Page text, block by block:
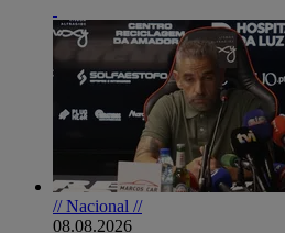
// Nacional //
08.08.2026